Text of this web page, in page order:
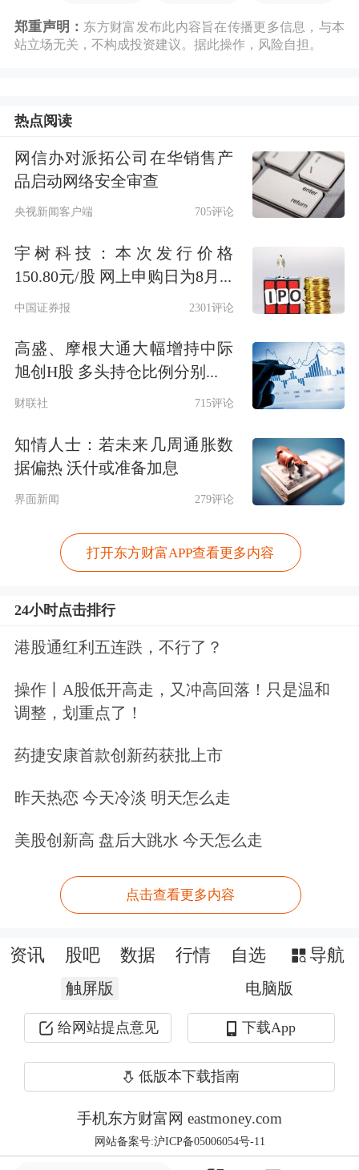
长，预计主要受其他非息收入波动较大
影响。但同时，城农商行净利润降幅较
改善形成一定支撑。商业银行年化
ROE、ROA分别为8.82%、0.68%，分
别同比-0.74、-0.07pct；成本收入比
29%，同比+0.05pct。
息差降幅收窄，资产负债平稳增长：
2025Q1，商业银行净息差为1.43%，同
年同期收窄，负债成本压降为主要驱
动。5月降准降息落地，银行息差整体
打开，有望进一步支撑银行息差。截至
2025年3月末，商业银行总资产同比
初增长3.6%，增速较去年同期略低
一定扰动。重点领域方面，普惠小微贷
款余额同比+12.5%，增速较上年末有所
下降，但仍高于贷款平均水平。商业银
行总负债同比+7.4%，较年初+3.8%，
均好于去年同期，或由定期存款增长推
上年末有所提升。
2025年3月末，商业银行不良贷款率为
1.51%，较年初+1BP，预计主要受零售
贷款不良风险上升的影响，需关注一揽
子增量政策落地对居民就业、收入和还
2.18%，较年初-3BP。各类银行来看，
郑重声明： 东方财富发布此内容旨在传播更多信息，与本
站立场无关，不构成投资建议。据此操作，风险自担。
热点阅读
网信办对派拓公司在华销售产
品启动网络安全审查
央视新闻客户端 705评论
宇树科技：本次发行价格
150.80元/股 网上申购日为8月...
中国证券报 2301评论
高盛、摩根大通大幅增持中际
旭创H股 多头持仓比例分别...
财联社 715评论
知情人士：若未来几周通胀数
据偏热 沃什或准备加息
界面新闻 279评论
打开东方财富APP查看更多内容
24小时点击排行
港股通红利五连跌，不行了？
操作丨A股低开高走，又冲高回落！只是温和
调整，划重点了！
药捷安康首款创新药获批上市
昨天热恋 今天冷淡 明天怎么走
美股创新高 盘后大跳水 今天怎么走
点击查看更多内容
资讯 股吧 数据 行情 自选 导航
触屏版 电脑版
给网站提点意见 下载App
低版本下载指南
手机东方财富网 eastmoney.com
网站备案号:沪ICP备05006054号-11